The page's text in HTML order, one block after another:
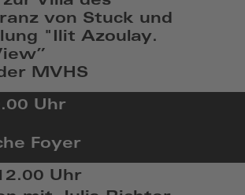
von Stuck und
"Ilit Azoulay.
MVHS
Uhr
Foyer
Uhr